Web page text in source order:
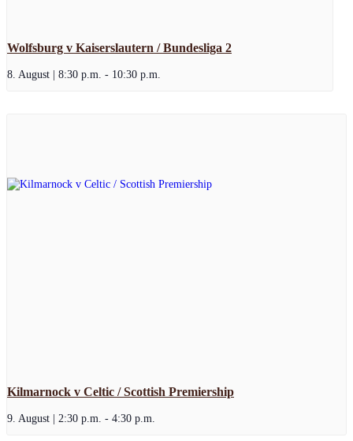
Wolfsburg v Kaiserslautern / Bundesliga 2
8. August | 8:30 p.m. - 10:30 p.m.
Kilmarnock v Celtic / Scottish Premiership
9. August | 2:30 p.m. - 4:30 p.m.